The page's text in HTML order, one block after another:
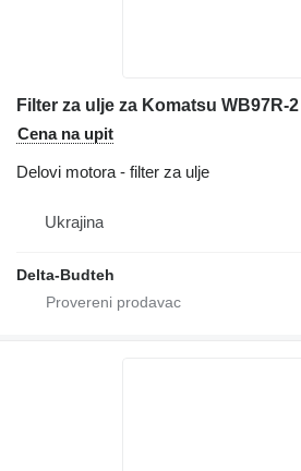
Filter za ulje za Komatsu WB97R-
Cena na upit
Delovi motora - filter za ulje
Ukrajina
Delta-Budteh